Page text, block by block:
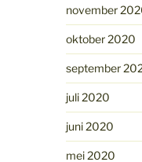
november
oktober 2020
september
juli 2020
juni 2020
mei 2020